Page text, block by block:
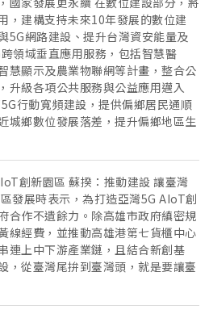
，建構支持未來10年發展的數位建
5G網路建設、提升台灣資安能量及
領域垂直應用服務，包括智慧醫
慧顯示及農業物聯網等計畫，整合公
升級各項公共服務與公益應用邁入
行動寬頻建設，提供偏鄉居民通順
城鄉數位發展落差，提升偏鄉地區生
創新園區 蘇揆：推動建設 讓臺灣
發展時表示，為打造亞灣5G AIoT創
合作不遺餘力。除高雄市政府縝密規
線經費，並推動高雄港第七貨櫃中心
連上中下游產業鏈，且結合新創基
，從臺灣尾拚到臺灣頭，就是要讓臺